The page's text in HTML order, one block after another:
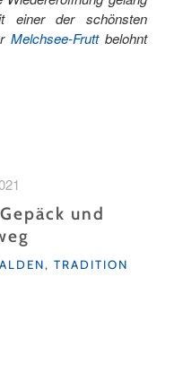
einer der schönsten
Melchsee-Fruttbelohnt
und
, TRADITION